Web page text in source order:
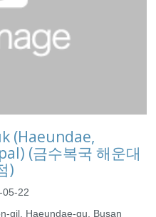
(Haeundae,
(금수복국 해운대
)
05-22
gil, Haeundae-gu, Busan